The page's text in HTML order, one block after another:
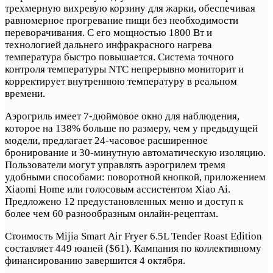
трехмерную вихревую корзину для жарки, обеспечивая
равномерное прогревание пищи без необходимости
переворачивания. С его мощностью 1800 Вт и
технологией дальнего инфракрасного нагрева
температура быстро повышается. Система точного
контроля температуры NTC непрерывно мониторит и
корректирует внутреннюю температуру в реальном
времени.
Аэрогриль имеет 7-дюймовое окно для наблюдения,
которое на 138% больше по размеру, чем у предыдущей
модели, предлагает 24-часовое расширенное
бронирование и 30-минутную автоматическую изоляцию.
Пользователи могут управлять аэрогрилем тремя
удобными способами: поворотной кнопкой, приложением
Xiaomi Home или голосовым ассистентом Xiao Ai.
Предложено 12 предустановленных меню и доступ к
более чем 60 разнообразным онлайн-рецептам.
Стоимость Mijia Smart Air Fryer 6.5L Tender Roast Edition
составляет 449 юаней ($61). Кампания по коллективному
финансированию завершится 4 октября.